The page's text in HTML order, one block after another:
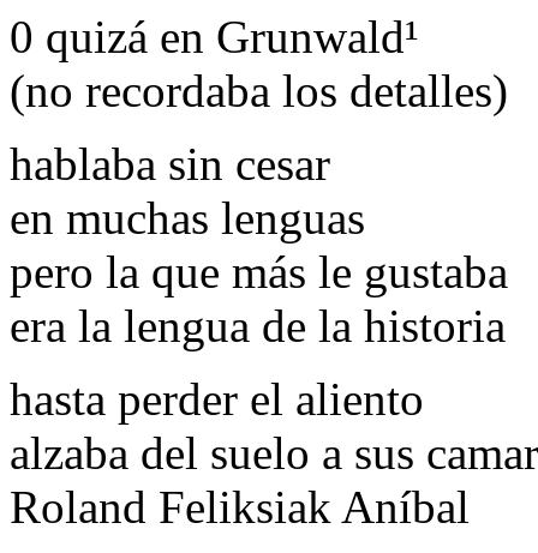
0 quizá en Grunwald¹
(no recordaba los detalles)
hablaba sin cesar
en muchas lenguas
pero la que más le gustaba
era la lengua de la historia
hasta perder el aliento
alzaba del suelo a sus
Roland Feliksiak Aníbal